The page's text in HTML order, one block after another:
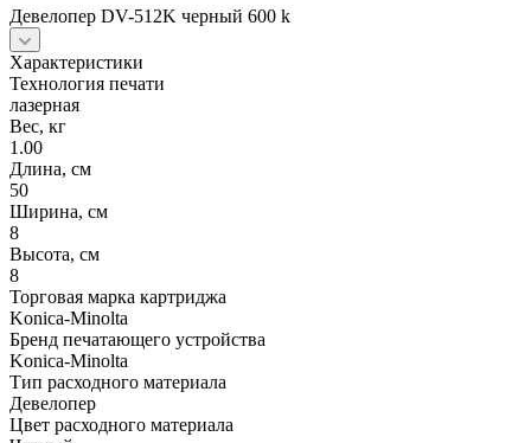
Девелопер DV-512K черный 600 k
Характеристики
Технология печати
лазерная
Вес, кг
1.00
Длина, см
50
Ширина, см
8
Высота, см
8
Торговая марка картриджа
Konica-Minolta
Бренд печатающего устройства
Konica-Minolta
Тип расходного материала
Девелопер
Цвет расходного материала